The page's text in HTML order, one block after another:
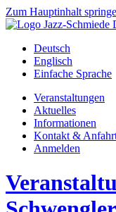
Zum Hauptinhalt
Deutsch
Englisch
Einfache Sprache
Veranstaltungen
Aktuelles
Informationen
Kontakt &
Anmelden